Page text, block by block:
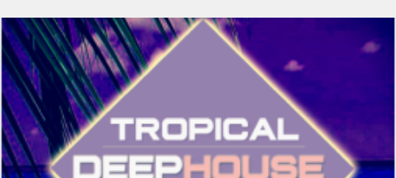
SamplePRO.ru
beta